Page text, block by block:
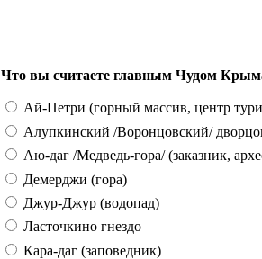
Что вы считаете главным Чудом
Ай-Петри (горный массив, центр
Алупкинский /Воронцовский/
Аю-даг /Медведь-гора/ (заказник,
Демерджи (гора)
Джур-Джур (водопад)
Ласточкино гнездо
Кара-даг (заповедник)